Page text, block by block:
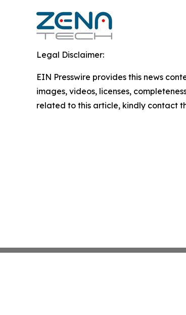
Legal Disclaimer:
EIN Presswire provides this news
images, videos, licenses,
related to this article, kindly contact